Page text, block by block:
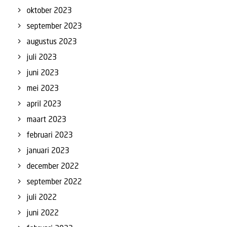
oktober 2023
september 2023
augustus 2023
juli 2023
juni 2023
mei 2023
april 2023
maart 2023
februari 2023
januari 2023
december 2022
september 2022
juli 2022
juni 2022